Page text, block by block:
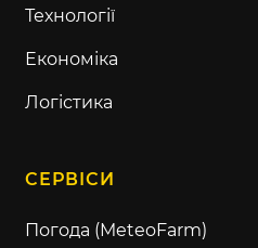
Технології
Економіка
Логістика
СЕРВІСИ
Погода (MeteoFarm)